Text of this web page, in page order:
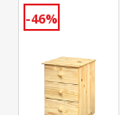
-46%